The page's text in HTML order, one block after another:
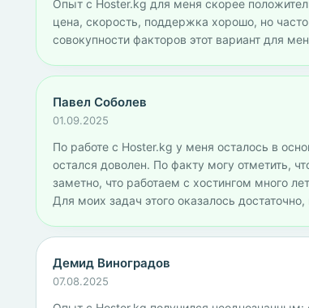
Опыт с Hoster.kg для меня скорее
цена, скорость, поддержка хорошо, но
совокупности факторов этот вариант для
Павел Соболев
01.09.2025
По работе с Hoster.kg у меня осталось в
остался доволен. По факту могу отметить,
заметно, что работаем с хостингом много
Для моих задач этого оказалось
Демид Виноградов
07.08.2025